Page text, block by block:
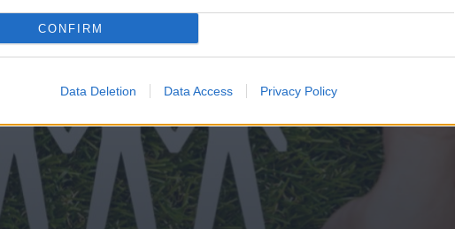
CONFIRM
Data Deletion Data Access Privacy Policy